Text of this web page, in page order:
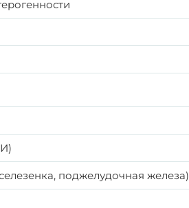
поджелудочная железа)